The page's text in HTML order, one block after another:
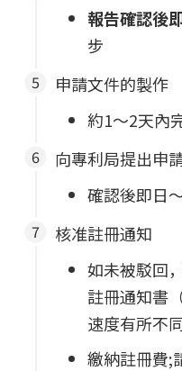
報告確認後
步
申請文件的製作
約1～2天內
向專利局提出申
確認後即日
核准註冊通知
如未被駁回
註冊通知書
速度有所不同
繳納註冊費;